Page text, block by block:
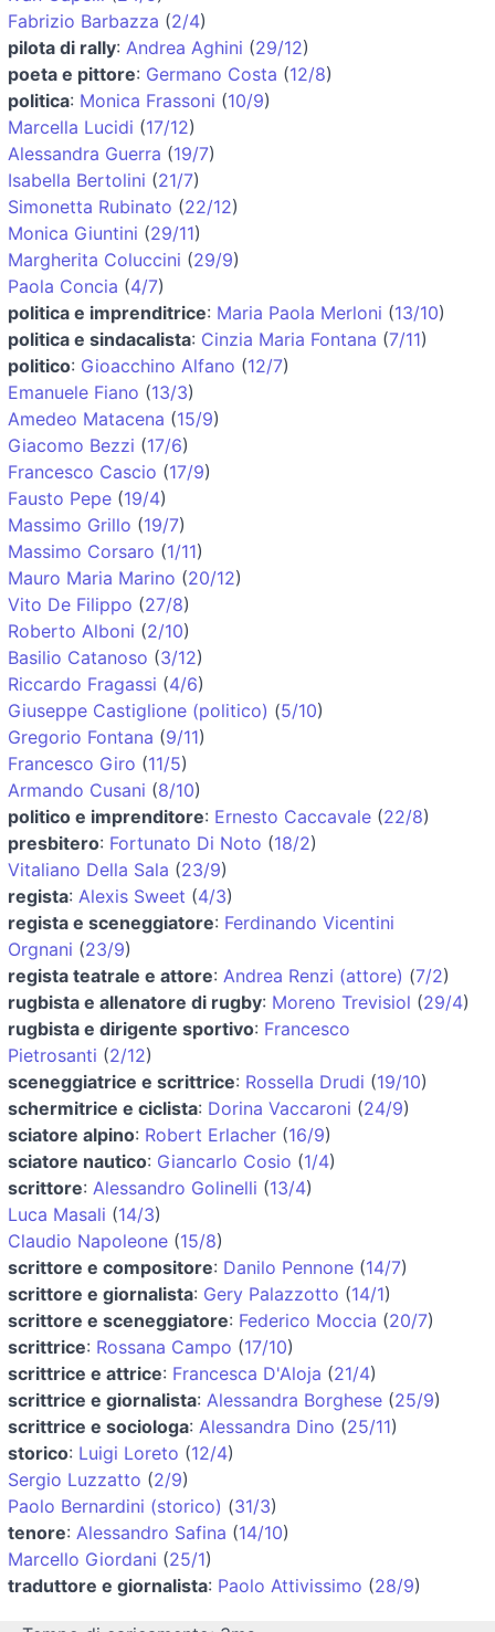
Fabrizio Barbazza (2/4)
pilota di rally: Andrea Aghini (29/12)
poeta e pittore: Germano Costa (12/8)
politica: Monica Frassoni (10/9)
Marcella Lucidi (17/12)
Alessandra Guerra (19/7)
Isabella Bertolini (21/7)
Simonetta Rubinato (22/12)
Monica Giuntini (29/11)
Margherita Coluccini (29/9)
Paola Concia (4/7)
politica e imprenditrice: Maria Paola Merloni (13/10)
politica e sindacalista: Cinzia Maria Fontana (7/11)
politico: Gioacchino Alfano (12/7)
Emanuele Fiano (13/3)
Amedeo Matacena (15/9)
Giacomo Bezzi (17/6)
Francesco Cascio (17/9)
Fausto Pepe (19/4)
Massimo Grillo (19/7)
Massimo Corsaro (1/11)
Mauro Maria Marino (20/12)
Vito De Filippo (27/8)
Roberto Alboni (2/10)
Basilio Catanoso (3/12)
Riccardo Fragassi (4/6)
Giuseppe Castiglione (politico) (5/10)
Gregorio Fontana (9/11)
Francesco Giro (11/5)
Armando Cusani (8/10)
politico e imprenditore: Ernesto Caccavale (22/8)
presbitero: Fortunato Di Noto (18/2)
Vitaliano Della Sala (23/9)
regista: Alexis Sweet (4/3)
regista e sceneggiatore: Ferdinando Vicentini
Orgnani (23/9)
regista teatrale e attore: Andrea Renzi (attore) (7/2)
rugbista e allenatore di rugby: Moreno Trevisiol (29/4)
rugbista e dirigente sportivo: Francesco
Pietrosanti (2/12)
sceneggiatrice e scrittrice: Rossella Drudi (19/10)
schermitrice e ciclista: Dorina Vaccaroni (24/9)
sciatore alpino: Robert Erlacher (16/9)
sciatore nautico: Giancarlo Cosio (1/4)
scrittore: Alessandro Golinelli (13/4)
Luca Masali (14/3)
Claudio Napoleone (15/8)
scrittore e compositore: Danilo Pennone (14/7)
scrittore e giornalista: Gery Palazzotto (14/1)
scrittore e sceneggiatore: Federico Moccia (20/7)
scrittrice: Rossana Campo (17/10)
scrittrice e attrice: Francesca D'Aloja (21/4)
scrittrice e giornalista: Alessandra Borghese (25/9)
scrittrice e sociologa: Alessandra Dino (25/11)
storico: Luigi Loreto (12/4)
Sergio Luzzatto (2/9)
Paolo Bernardini (storico) (31/3)
tenore: Alessandro Safina (14/10)
Marcello Giordani (25/1)
traduttore e giornalista: Paolo Attivissimo (28/9)